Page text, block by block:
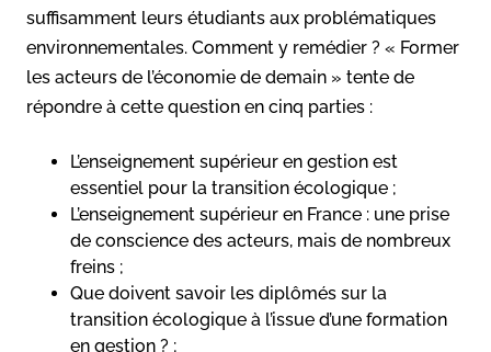
suffisamment leurs étudiants aux problématiques
environnementales. Comment y remédier ? « Former
les acteurs de l’économie de demain » tente de
répondre à cette question en cinq parties :
L’enseignement supérieur en gestion est
essentiel pour la transition écologique ;
L’enseignement supérieur en France : une prise
de conscience des acteurs, mais de nombreux
freins ;
Que doivent savoir les diplômés sur la
transition écologique à l’issue d’une formation
en gestion ? ;